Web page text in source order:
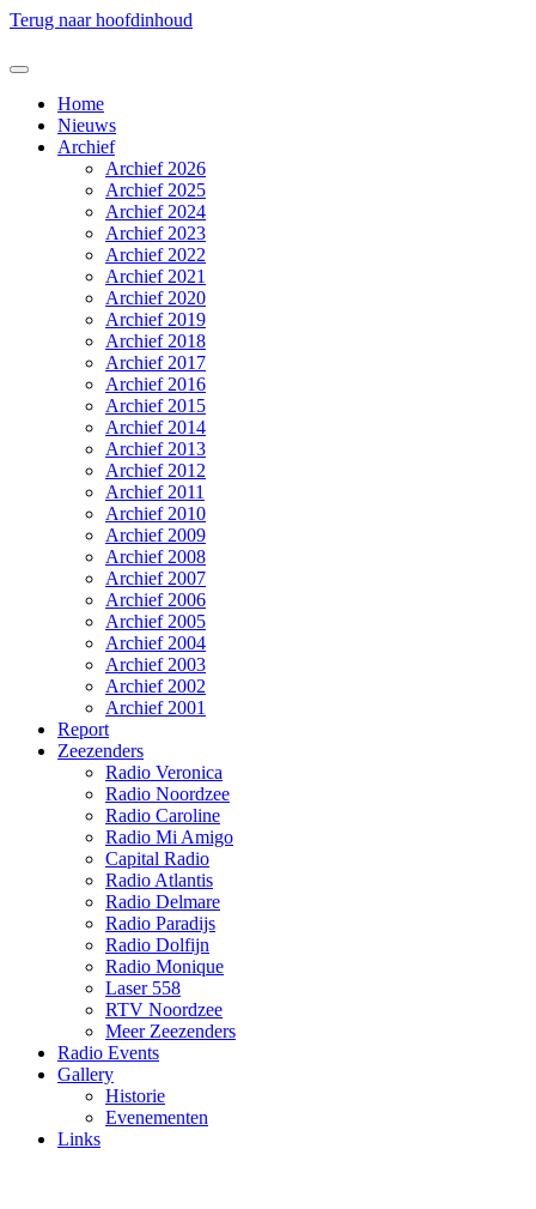
Terug naar hoofdinhoud
Home
Nieuws
Archief
Archief 2026
Archief 2025
Archief 2024
Archief 2023
Archief 2022
Archief 2021
Archief 2020
Archief 2019
Archief 2018
Archief 2017
Archief 2016
Archief 2015
Archief 2014
Archief 2013
Archief 2012
Archief 2011
Archief 2010
Archief 2009
Archief 2008
Archief 2007
Archief 2006
Archief 2005
Archief 2004
Archief 2003
Archief 2002
Archief 2001
Report
Zeezenders
Radio Veronica
Radio Noordzee
Radio Caroline
Radio Mi Amigo
Capital Radio
Radio Atlantis
Radio Delmare
Radio Paradijs
Radio Dolfijn
Radio Monique
Laser 558
RTV Noordzee
Meer Zeezenders
Radio Events
Gallery
Historie
Evenementen
Links